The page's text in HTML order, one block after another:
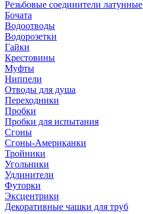
Резьбовые соединители латунные
Бочата
Водоотводы
Водорозетки
Гайки
Крестовины
Муфты
Ниппели
Отводы для душа
Переходники
Пробки
Пробки для испытания
Сгоны
Сгоны-Американки
Тройники
Угольники
Удлинители
Футорки
Эксцентрики
Декоративные чашки для труб